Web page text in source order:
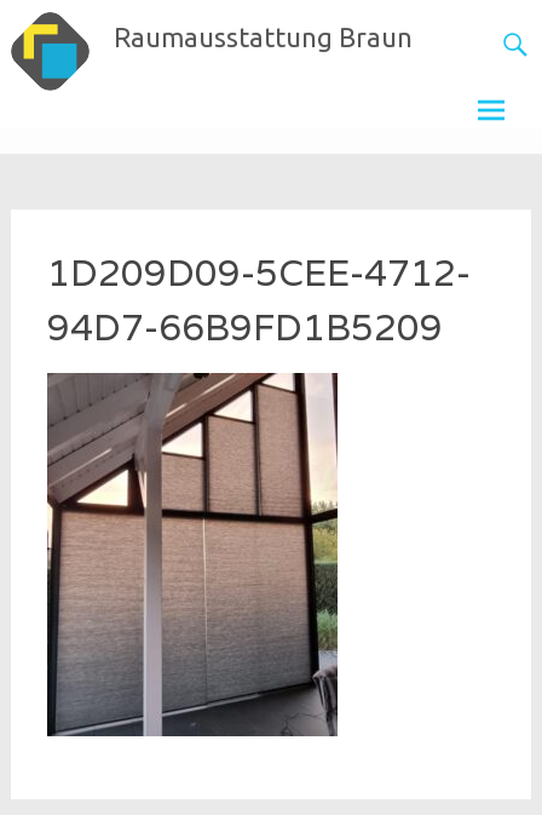
Skip
to
content
Raumausstattung Braun
1D209D09-5CEE-4712-
94D7-66B9FD1B5209